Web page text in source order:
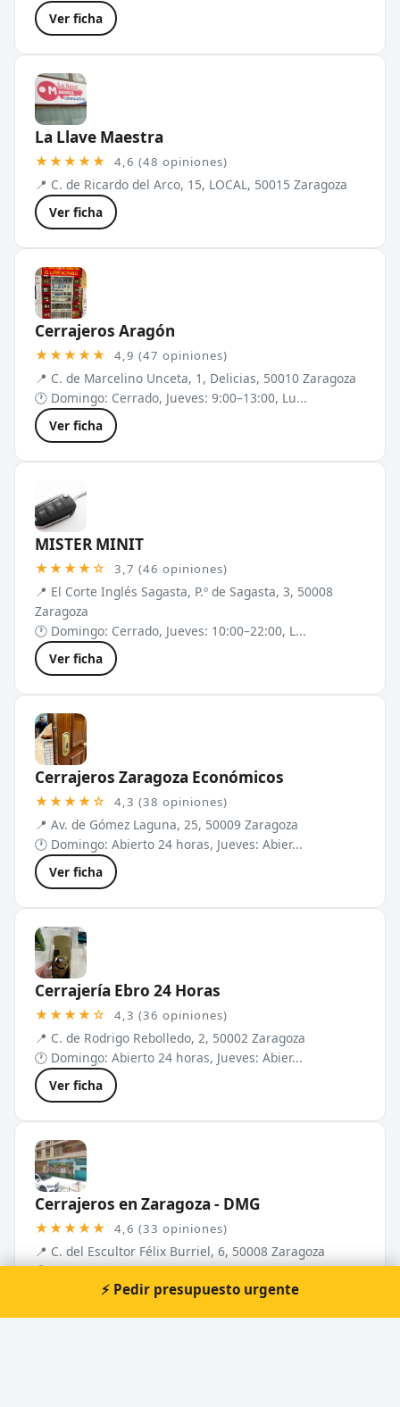
Ver ficha
La Llave Maestra
★★★★★ 4,6 (48 opiniones)
📍 C. de Ricardo del Arco, 15, LOCAL, 50015 Zaragoza
Ver ficha
Cerrajeros Aragón
★★★★★ 4,9 (47 opiniones)
📍 C. de Marcelino Unceta, 1, Delicias, 50010 Zaragoza
🕐 Domingo: Cerrado, Jueves: 9:00–13:00, Lu...
Ver ficha
MISTER MINIT
★★★★☆ 3,7 (46 opiniones)
📍 El Corte Inglés Sagasta, P.º de Sagasta, 3, 50008
Zaragoza
🕐 Domingo: Cerrado, Jueves: 10:00–22:00, L...
Ver ficha
Cerrajeros Zaragoza Económicos
★★★★☆ 4,3 (38 opiniones)
📍 Av. de Gómez Laguna, 25, 50009 Zaragoza
🕐 Domingo: Abierto 24 horas, Jueves: Abier...
Ver ficha
Cerrajería Ebro 24 Horas
★★★★☆ 4,3 (36 opiniones)
📍 C. de Rodrigo Rebolledo, 2, 50002 Zaragoza
🕐 Domingo: Abierto 24 horas, Jueves: Abier...
Ver ficha
Cerrajeros en Zaragoza - DMG
★★★★★ 4,6 (33 opiniones)
📍 C. del Escultor Félix Burriel, 6, 50008 Zaragoza
🕐 Domingo: Abierto 24 horas, Jueves: Abier...
Ver ficha
⚡ Pedir presupuesto urgente